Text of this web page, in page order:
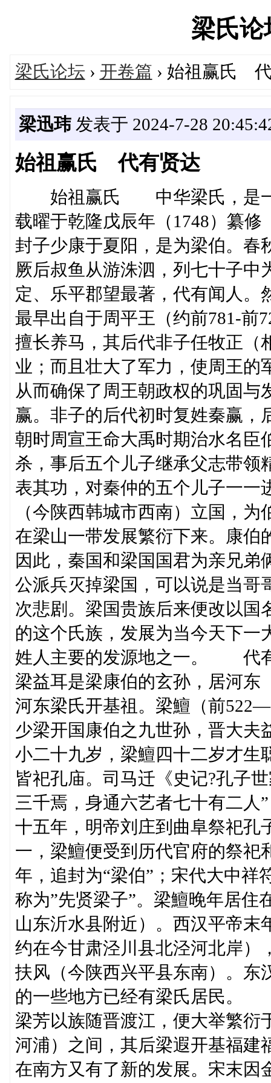
梁氏
梁氏论坛 › 开卷篇 › 始祖赢氏
梁迅玮发表于 2024-7-28
始祖赢氏 代有贤达
始祖赢氏 中华梁氏，是一
载曜于乾隆戊辰年（1748）纂
封子少康于夏阳，是为梁伯。春
厥后叔鱼从游洙泗，列七十子中
定、乐平郡望最著，代有闻人。
最早出自于周平王（约前781-
擅长养马，其后代非子任牧正（
业；而且壮大了军力，使周王的
从而确保了周王朝政权的巩固与
赢。非子的后代初时复姓秦赢
朝时周宣王命大禹时期治水名臣
杀，事后五个儿子继承父志带领
表其功，对秦仲的五个儿子一一
（今陕西韩城市西南）立国，
在梁山一带发展繁衍下来。康伯
因此，秦国和梁国国君为亲兄弟
公派兵灭掉梁国，可以说是当哥
次悲剧。梁国贵族后来便改以国
的这个氏族，发展为当今天下一
姓人主要的发源地之一。 代
梁益耳是梁康伯的玄孙，居河东
河东梁氏开基祖。梁鱣（前
少梁开国康伯之九世孙，晋大夫
小二十九岁，梁鱣四十二岁才生
皆祀孔庙。司马迁《史记?孔子
三千焉，身通六艺者七十有二人
十五年，明帝刘庄到曲阜祭祀孔
一，梁鱣便受到历代官府的祭祀
年，追封为“梁伯”；宋代大中祥
称为”先贤梁子”。梁鱣晚年居住
山东沂水县附近）。西汉平帝末
约在今甘肃泾川县北泾河北岸）
扶风（今陕西兴平县东南）。东
的一些地方已经有梁氏居民。
梁芳以族随晋渡江，便大举繁衍
河浦）之间，其后梁遐开基福建
在南方又有了新的发展。宋末因